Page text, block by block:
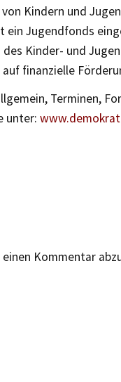
Kindern und
Jugendfonds
Kinder- und
finanzielle
Terminen,
unter:
einen Kommentar